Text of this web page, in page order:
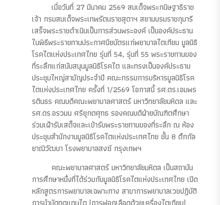
เมื่อวันที่ 27 มีนาคม 2569 สมเด็จพระกนิษฐาธิราช
เจ้า กรมสมเด็จพระเทพรัตนราชสุดาฯ สยามบรมราชกุมารี
เสร็จพระราชดำเนินเป็นการส่วนพระองค์ เป็นองค์ประธาน
ในพิธีพระราชทานประกาศนียบัตรแก่พยาบาลไตเทียม มูลนิธิ
โรคไตแห่งประเทศไทย รุ่นที่ 54, รุ่นที่ 55 พระราชทานของ
ที่ระลึกแก่สนับสนุนมูลนิธิโรคไต และทรงเป็นองค์ประธาน
ประชุมใหญ่สามัญประจำปี คณะกรรมการบริหารมูลนิธิโรค
ไตแห่งประเทศไทย ครั้งที่ 1/2569 โอกาสนี้ รศ.ดร.เอมพร
รตินธร คณบดีคณะพยาบาลศาสตร์ มหาวิทยาลัยมหิดล และ
รศ.ดร.อรวมน ศรียุกตศุทธ รองคณบดีฝ่ายบัณฑิตศึกษา
ร่วมเฝ้ารับเสด็จและเข้ารับพระราชทานของที่ระลึก ณ ห้อง
ประชุมสำนักงานมูลนิธิโรคไตแห่งประเทศไทย ชั้น 8 ตึกกัล
ยาณิวัฒนา โรงพยาบาลสงฆ์ กรุงเทพฯ
คณะพยาบาลศาสตร์ มหาวิทยาลัยมหิดล เป็นสถาบัน
การศึกษาหนึ่งที่ได้ร่วมกับมูลนิธิโรคไตแห่งประเทศไทย เปิด
หลักสูตรการพยาบาลเฉพาะทาง สาขาการพยาบาลเวชปฏิบัติ